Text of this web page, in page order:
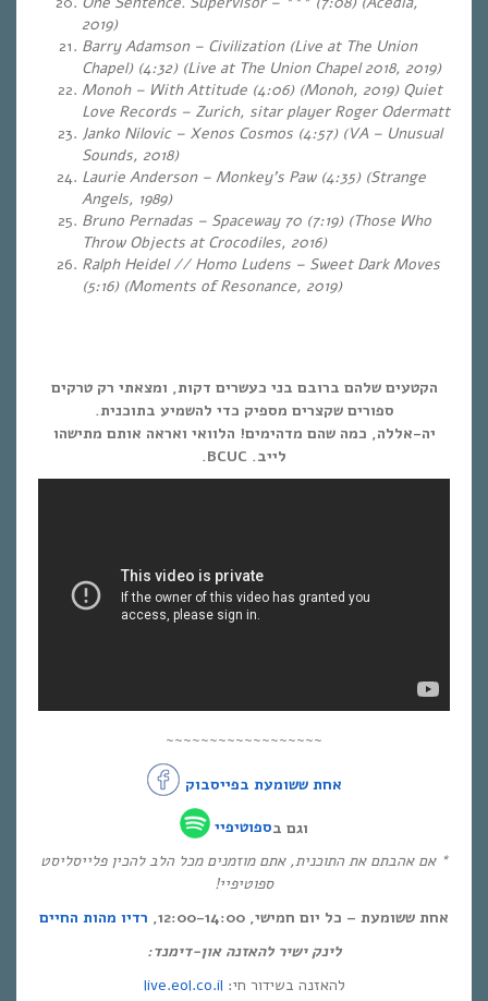
2019)
Barry Adamson – Civilization (Live at The Union
Chapel) (4:32) (Live at The Union Chapel 2018, 2019)
Monoh – With Attitude (4:06) (Monoh, 2019) Quiet
Love Records – Zurich, sitar player Roger Odermatt
Janko Nilovic – Xenos Cosmos (4:57) (VA – Unusual
Sounds, 2018)
Laurie Anderson – Monkey’s Paw (4:35) (Strange
Angels, 1989)
Bruno Pernadas – Spaceway 70 (7:19) (Those Who
Throw Objects at Crocodiles, 2016)
Ralph Heidel // Homo Ludens – Sweet Dark Moves
(5:16)(Moments of Resonance, 2019)
הקטעים שלהם ברובם בני כעשרים דקות, ומצאתי רק טרקים
ספורים שקצרים מספיק כדי להשמיע בתוכנית.
יה-אללה, כמה שהם מדהימים! הלוואי ואראה אותם מתישהו
לייב. BCUC.
~~~~~~~~~~~~~~~~~~
אחת ששומעת בפייסבוק
וגם בספוטיפיי
* אם אהבתם את התוכנית, אתם מוזמנים מכל הלב להכין פלייסליסט
ספוטיפיי!
אחת ששומעת – כל יום חמישי, 12:00-14:00,
רדיו מהות החיים
לינק ישיר להאזנה און-דימנד:
להאזנה בשידור חי: live.eol.co.il